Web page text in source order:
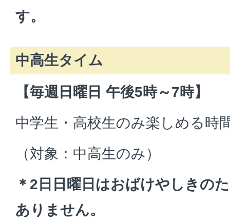
す。
中高生タイム
【毎週日曜日 午後5時～7時】
中学生・高校生のみ楽しめる時
（対象：中高生のみ）
＊2日日曜日はおばけやしきの
ありません。